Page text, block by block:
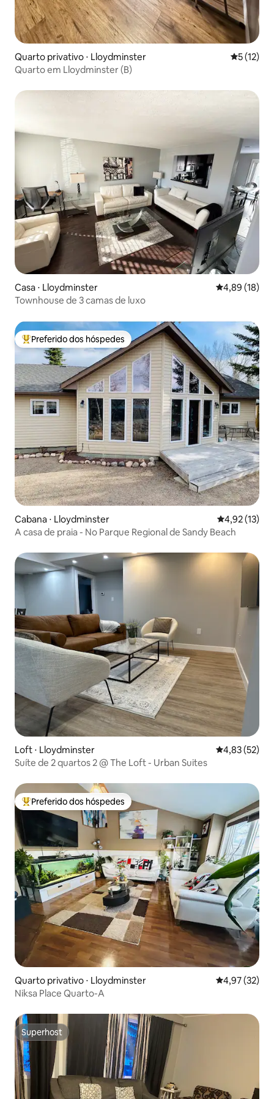
Quarto privativo ⋅ Lloydminster 5 de uma
5 (12)
Quarto em Lloydminster (B)
Casa ⋅ Lloydminster 4,89 de uma
4,89 (18)
Townhouse de 3 camas de luxo
Entre os melhores preferidos dos hóspedes
Preferido dos hóspedes
Cabana ⋅ Lloydminster 4,92 de uma
4,92 (13)
A casa de praia - No Parque Regional de Sandy Beach
Loft ⋅ Lloydminster 4,83 de uma
4,83 (52)
Suíte de 2 quartos 2 @ The Loft - Urban Suites
Entre os melhores preferidos dos hóspedes
Preferido dos hóspedes
Quarto privativo ⋅ Lloydminster 4,97 de uma
4,97 (32)
Niksa Place Quarto-A
Superhost
Superhost